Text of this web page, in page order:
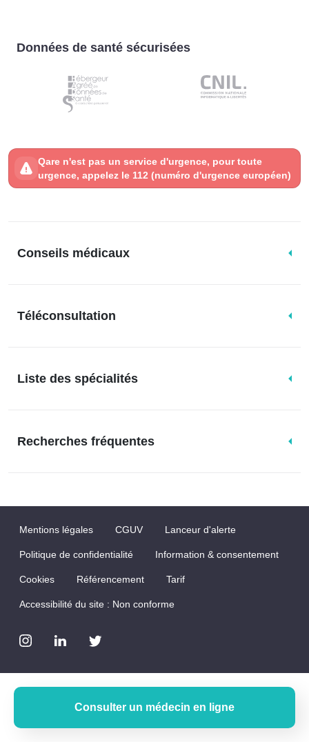
Données de santé sécurisées
Qare n'est pas un service d'urgence, pour toute
urgence, appelez le 112 (numéro d'urgence européen)
Conseils médicaux
Téléconsultation
Liste des spécialités
Recherches fréquentes
Mentions légales CGUV Lanceur d'alerte
Politique de confidentialité Information & consentement
Cookies Référencement Tarif
Accessibilité du site : Non conforme
Consulter un médecin en ligne